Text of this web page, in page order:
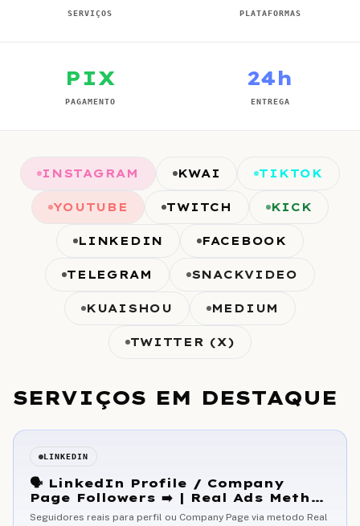
SERVIÇOS PLATAFORMAS
PIX
PAGAMENTO
24h
ENTREGA
INSTAGRAM KWAI TIKTOK
YOUTUBE TWITCH KICK
LINKEDIN FACEBOOK
TELEGRAM SNACKVIDEO
KUAISHOU MEDIUM
TWITTER (X)
SERVIÇOS EM DESTAQUE
LINKEDIN
🗣 LinkedIn Profile / Company
Page Followers ➡️ | Real Ads Method
]
Seguidores reais para perfil ou Company Page via metodo Real